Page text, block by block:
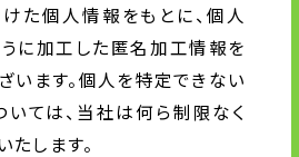
た個人情報をもとに、個人
に加工した匿名加工情報を
います。個人を特定できない
ては、当社は何ら制限なく
します。